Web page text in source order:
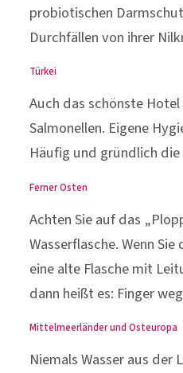
probiotischen
Durchfällen von ihrer
Türkei
Auch das schönste
Salmonellen. Eigene
Häufig und gründlich
Ferner Osten
Achten Sie auf das
Wasserflasche. Wenn
eine alte Flasche mit
dann heißt es: Finger
Mittelmeerländer und Osteuropa
Niemals Wasser aus der